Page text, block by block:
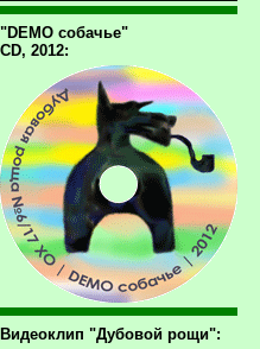
"DEMO собачье"
CD, 2012:
Видеоклип "Дубовой рощи":